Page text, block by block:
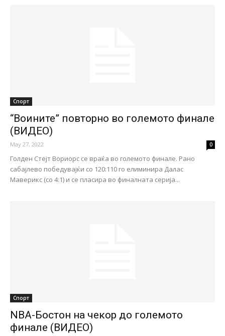
Спорт
“Воините” повторно во големото финале
(ВИДЕО)
May 27, 2022 0
Голден Стејт Вориорс се враќа во големото финале. Рано
сабајлево победувајќи со 120:110 го елиминира Далас
Маверикс (со 4:1) и се пласира во финалната серија...
Спорт
NBA-Бостон на чекор до големото
финале (ВИДЕО)